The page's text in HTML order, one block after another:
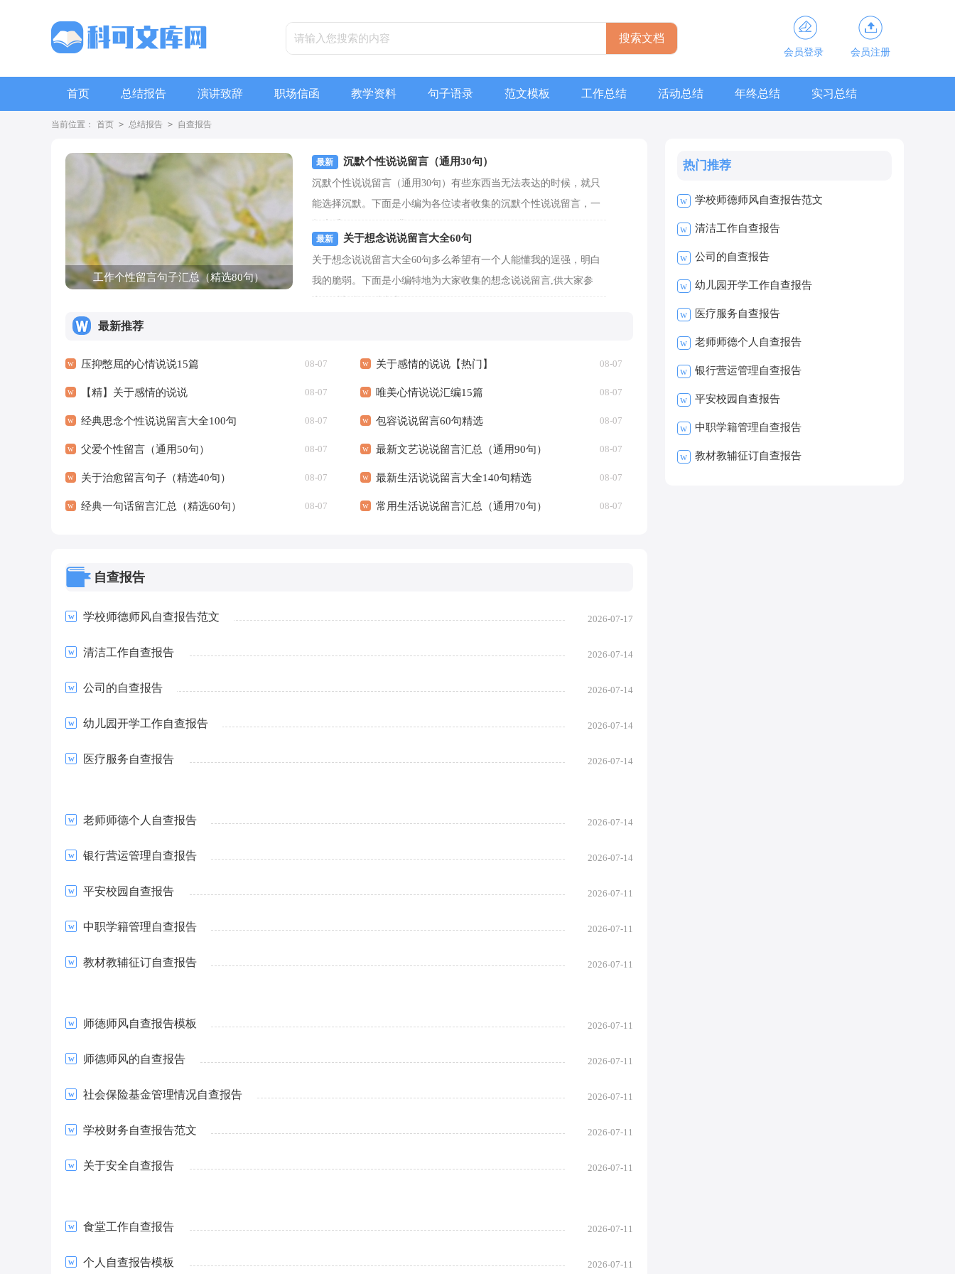
会员登录 会员注册
首页 总结报告 演讲致辞 职场信函 教学资料 句子语录 范文模板 工作总结 活动总结 年终总结 实习总结
当前位置： 首页 > 总结报告 > 自查报告
工作个性留言句子汇总（精选80句）
沉默个性说说留言（通用30句）
沉默个性说说留言（通用30句）有些东西当无法表达的时候，就只
能选择沉默。下面是小编为各位读者收集的沉默个性说说留言，一
关于想念说说留言大全60句
关于想念说说留言大全60句多么希望有一个人能懂我的逞强，明白
我的脆弱。下面是小编特地为大家收集的想念说说留言,供大家参
最新推荐
压抑憋屈的心情说说15篇 08-07 关于感情的说说【热门】 08-07
【精】关于感情的说说 08-07 唯美心情说说汇编15篇 08-07
经典思念个性说说留言大全100句 08-07 包容说说留言60句精选 08-07
父爱个性留言（通用50句） 08-07 最新文艺说说留言汇总（通用90句） 08-07
关于治愈留言句子（精选40句） 08-07 最新生活说说留言大全140句精选 08-07
经典一句话留言汇总（精选60句） 08-07 常用生活说说留言汇总（通用70句） 08-07
自查报告
学校师德师风自查报告范文 2026-07-17
清洁工作自查报告 2026-07-14
公司的自查报告 2026-07-14
幼儿园开学工作自查报告 2026-07-14
医疗服务自查报告 2026-07-14
老师师德个人自查报告 2026-07-14
银行营运管理自查报告 2026-07-14
平安校园自查报告 2026-07-11
中职学籍管理自查报告 2026-07-11
教材教辅征订自查报告 2026-07-11
师德师风自查报告模板 2026-07-11
师德师风的自查报告 2026-07-11
社会保险基金管理情况自查报告 2026-07-11
学校财务自查报告范文 2026-07-11
关于安全自查报告 2026-07-11
食堂工作自查报告 2026-07-11
个人自查报告模板 2026-07-11
热门推荐
w 学校师德师风自查报告范文
w 清洁工作自查报告
w 公司的自查报告
w 幼儿园开学工作自查报告
w 医疗服务自查报告
w 老师师德个人自查报告
w 银行营运管理自查报告
w 平安校园自查报告
w 中职学籍管理自查报告
w 教材教辅征订自查报告